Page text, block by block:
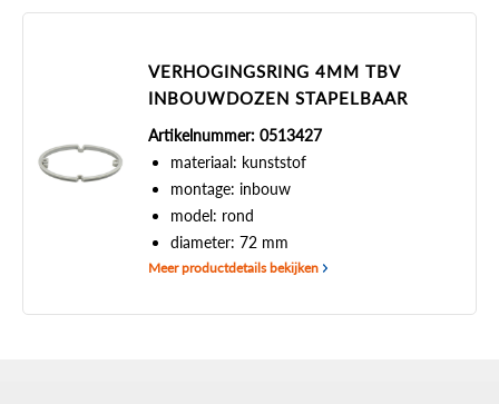
VERHOGINGSRING 4MM TBV
INBOUWDOZEN STAPELBAAR
Artikelnummer: 0513427
materiaal: kunststof
montage: inbouw
model: rond
diameter: 72 mm
Meer productdetails bekijken